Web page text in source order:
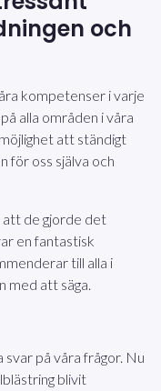
och
kompetenser i varje
alla områden i våra
att ständigt
för oss själva och
att de gjorde det
en fantastisk
till alla i
med att säga.
på våra frågor. Nu
blivit